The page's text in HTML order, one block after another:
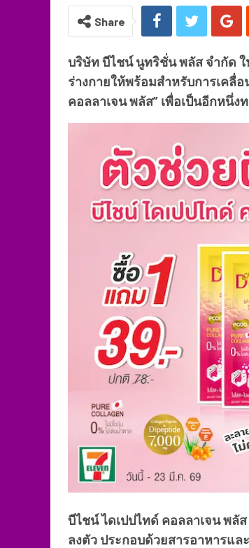
Share
บริษัท บีไชน์ นูทริชั่น พลัส จำกัด
ร่างกายให้พร้อมสำหรับการเคลื่
คอลลาเจน พลัส” เพื่อเป็นอีกหนึ่
บีไชน์ ไดเปปไทด์ คอลลาเจน พลั
ลงตัว ประกอบด้วยสารอาหารแ